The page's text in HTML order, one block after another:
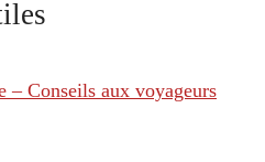
– Conseils aux voyageurs